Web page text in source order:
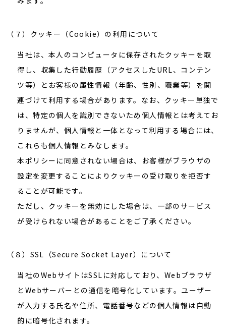
（７）クッキー（Cookie）の利用について
当社は、本人のコンピュータに保存されたクッキーを取
得し、収集した行動履歴（アクセスしたURL、コンテン
ツ等）とお客様の属性情報（年齢、性別、職業等）を関
連づけて利用する場合があります。なお、クッキー単独で
は、特定の個人を識別できないため個人情報とは考えてお
りませんが、個人情報と一体となって利用する場合には、
これらも個人情報とみなします。
本ポリシーに同意されない場合は、お客様がブラウザの
設定を変更することによりクッキーの受け取りを拒否す
ることが可能です。
ただし、クッキーを無効にした場合は、一部のサービス
が受けられない場合があることをご了承ください。
（８）SSL（Secure Socket Layer）について
当社のWebサイトはSSLに対応しており、Webブラウザ
とWebサーバーとの通信を暗号化しています。ユーザー
が入力する氏名や住所、電話番号などの個人情報は自動
的に暗号化されます。